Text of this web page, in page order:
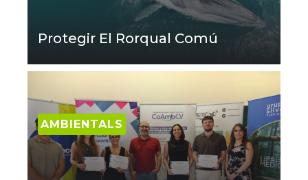
Protegir El Rorqual Comú
AMBIENTALS